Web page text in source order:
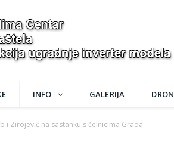
INFO GALERIJA DRON
i Zirojević na sastanku s čelnicima Grada